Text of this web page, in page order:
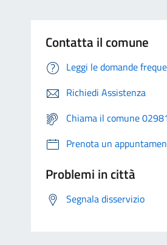
Contatta il comune
Leggi le domande
Richiedi Assistenza
Chiama il comune
Prenota un
Problemi in città
Segnala disservizio